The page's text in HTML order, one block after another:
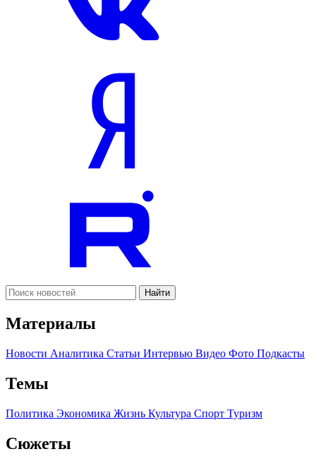
Найти
Материалы
Новости Аналитика Статьи Интервью Видео Фото Подкасты
Темы
Политика Экономика Жизнь Культура Спорт Туризм
Сюжеты